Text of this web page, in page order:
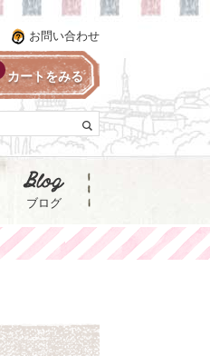
ブログ
お問い合わせ
カートをみる